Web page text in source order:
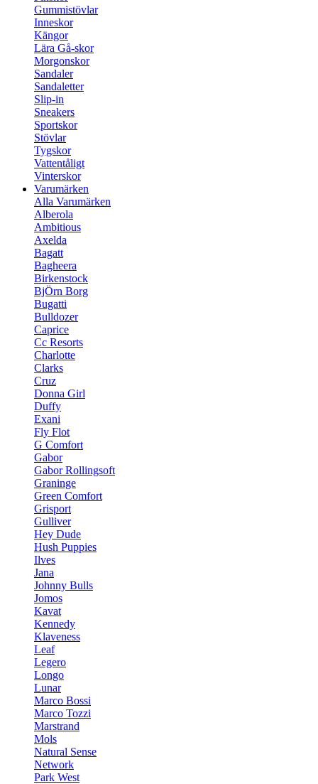
Gummistövlar
Inneskor
Kängor
Lära Gå-skor
Morgonskor
Sandaler
Sandaletter
Slip-in
Sneakers
Sportskor
Stövlar
Tygskor
Vattentåligt
Vinterskor
Varumärken
Alla Varumärken
Alberola
Ambitious
Axelda
Bagatt
Bagheera
Birkenstock
BjÖrn Borg
Bugatti
Bulldozer
Caprice
Cc Resorts
Charlotte
Clarks
Cruz
Donna Girl
Duffy
Exani
Fly Flot
G Comfort
Gabor
Gabor Rollingsoft
Graninge
Green Comfort
Grisport
Gulliver
Hey Dude
Hush Puppies
Ilves
Jana
Johnny Bulls
Jomos
Kavat
Kennedy
Klaveness
Leaf
Legero
Longo
Lunar
Marco Bossi
Marco Tozzi
Marstrand
Mols
Natural Sense
Network
Park West